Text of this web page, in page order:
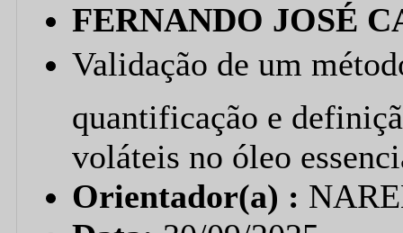
FERNANDO JOSÉ
Validação de um
quantificação e
voláteis no óleo
Orientador(a) :